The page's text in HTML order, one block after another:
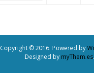
Copyright © 2016. Powered by
Designed by myThem.es.